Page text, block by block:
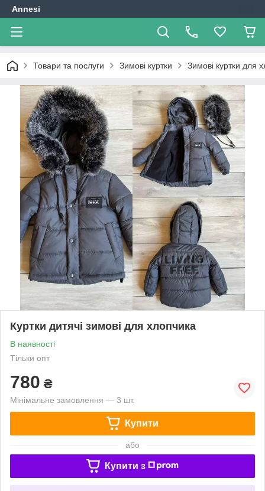
Annesi
Товари та послуги Зимові куртки Зимові куртки для
Куртки дитячі зимові для хлопчика
В наявності
Тільки опт
780 ₴
Мінімальне замовлення — 3 шт.
Купити
або
Купити з